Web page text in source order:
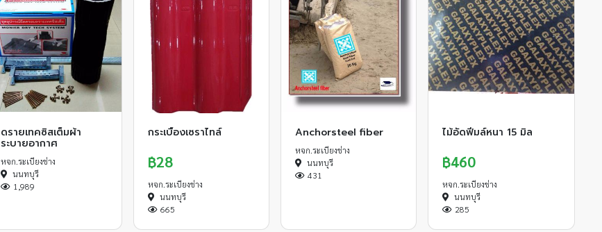
ดรายเทคซิสเต็มผ้า
ระบายอากาศ
หจก.ระเบียงช่าง
นนทบุรี
1,989
กระเบื้องเซราไทล์
฿28
หจก.ระเบียงช่าง
นนทบุรี
665
Anchorsteel fiber
หจก.ระเบียงช่าง
นนทบุรี
431
ไม้อัดฟีมล์หนา 15 มิล
฿460
หจก.ระเบียงช่าง
นนทบุรี
285